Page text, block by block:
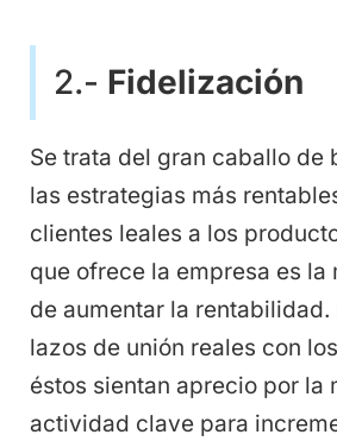
2.- Fidelización
Se trata del gran caballo de
las estrategias más
clientes leales a los
que ofrece la empresa es la
de aumentar la rentabilidad.
lazos de unión reales con
éstos sientan aprecio por la
actividad clave para